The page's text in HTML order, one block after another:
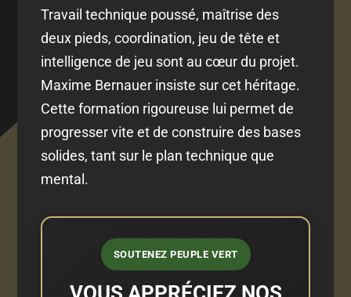
Travail technique poussé, maîtrise des
deux pieds, coordination, jeu de tête et
intelligence de jeu sont au cœur du projet.
Maxime Bernauer insiste sur cet héritage.
Cette formation rigoureuse lui permet de
progresser vite et de construire des bases
solides, tant sur le plan technique que
mental.
SOUTENEZ PEUPLE VERT